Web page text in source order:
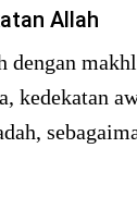
Allah
dengan
kedekatan